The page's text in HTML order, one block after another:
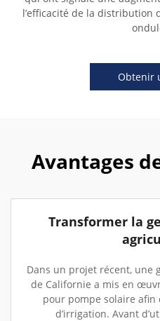
l’efficacité de la distribution
Obtenir
Avantages
Transformer la
Dans un projet récent, une
de Californie a mis en
pour pompe solaire afin
d’irrigation. Avant